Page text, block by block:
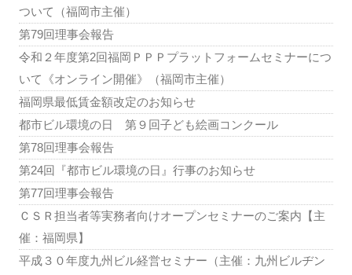
ついて（福岡市主催）
第79回理事会報告
令和２年度第2回福岡ＰＰＰプラットフォームセミナーにつ
いて《オンライン開催》（福岡市主催）
福岡県最低賃金額改定のお知らせ
都市ビル環境の日 第９回子ども絵画コンクール
第78回理事会報告
第24回『都市ビル環境の日』行事のお知らせ
第77回理事会報告
ＣＳＲ担当者等実務者向けオープンセミナーのご案内【主
催：福岡県】
平成３０年度九州ビル経営セミナー（主催：九州ビルヂン